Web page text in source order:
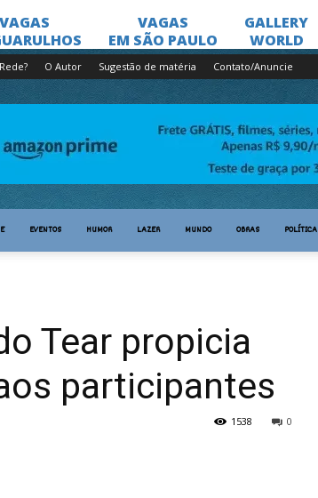
O Autor Sugestão de matéria Contato/Anuncie
EVENTOS HUMOR LAZER MUNDO OBRAS POLÍTICA
Tear propicia
participantes
0
1538